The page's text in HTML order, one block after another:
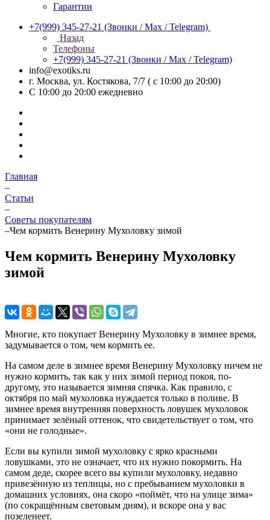
Гарантии
+7(999) 345-27-21 (Звонки / Max / Telegram)
Назад
Телефоны
+7(999) 345-27-21 (Звонки / Max / Telegram)
info@exotiks.ru
г. Москва, ул. Костякова, 7/7 ( с 10:00 до 20:00)
С 10:00 до 20:00 ежедневно
Главная
–
Статьи
–
Советы покупателям
–Чем кормить Венерину Мухоловку зимой
Чем кормить Венерину Мухоловку
зимой
Многие, кто покупает Венерину Мухоловку в зимнее время,
задумывается о том, чем кормить ее.
На самом деле в зимнее время Венерину Мухоловку ничем не
нужно кормить, так как у них зимой период покоя, по-
другому, это называется зимняя спячка. Как правило, с
октября по май мухоловка нуждается только в поливе. В
зимнее время внутренняя поверхность ловушек мухоловок
принимает зелёный оттенок, что свидетельствует о том, что
«они не голодные».
Если вы купили зимой мухоловку с ярко красными
ловушками, это не означает, что их нужно покормить. На
самом деде, скорее всего вы купили мухоловку, недавно
привезённую из теплицы, но с пребыванием мухоловки в
домашних условиях, она скоро «поймёт, что на улице зима»
(по сокращённым световым дням), и вскоре она у вас
позеленеет.